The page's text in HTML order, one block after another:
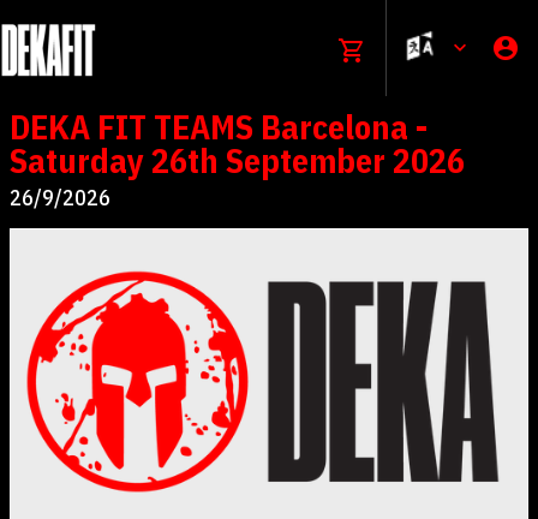
DEKA FIT TEAMS Barcelona -
Saturday 26th September 2026
26/9/2026